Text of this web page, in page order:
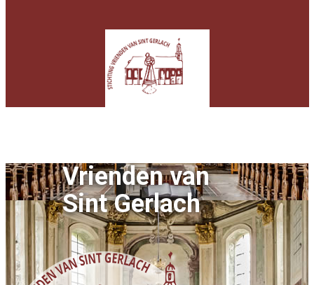
Vrienden van
Sint Gerlach